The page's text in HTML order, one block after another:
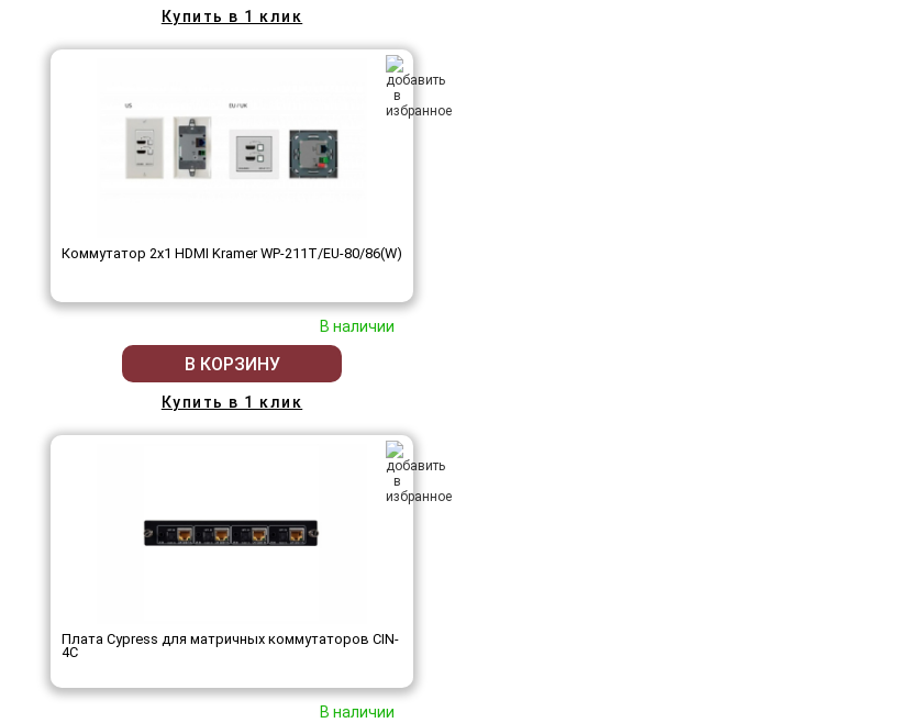
Купить в 1 клик
Коммутатор 2х1 HDMI Kramer WP-211T/EU-80/86(W)
В наличии
В КОРЗИНУ
Купить в 1 клик
Плата Cypress для матричных коммутаторов CIN-
4C
В наличии